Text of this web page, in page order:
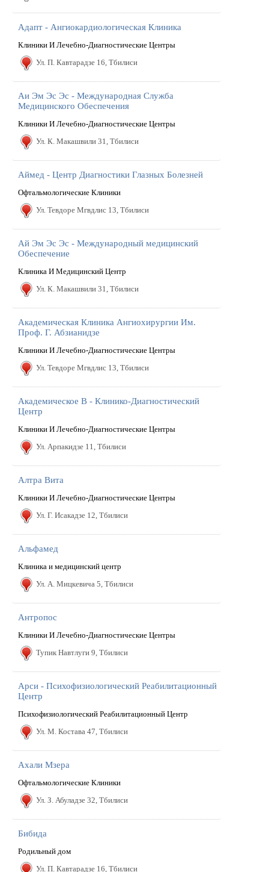
Адапт - Ангиокардиологическая Клиника
Клиники И Лечебно-Диагностические Центры
Ул. П. Кавтарадзе 16, Тбилиси
Аи Эм Эс Эс - Международная Служба
Медицинского Обеспечения
Клиники И Лечебно-Диагностические Центры
Ул. К. Макашвили 31, Тбилиси
Аймед - Центр Диагностики Глазных Болезней
Офтальмологические Клиники
Ул. Тевдоре Мгвдлис 13, Тбилиси
Ай Эм Эс Эс - Международный медицинский
Обеспечение
Клиника И Медицинский Центр
Ул. К. Макашвили 31, Тбилиси
Академическая Клиника Ангиохирургии Им.
Проф. Г. Абзианидзе
Клиники И Лечебно-Диагностические Центры
Ул. Тевдоре Мгвдлис 13, Тбилиси
Академическое В - Клинико-Диагностический
Центр
Клиники И Лечебно-Диагностические Центры
Ул. Арпакидзе 11, Тбилиси
Алтра Вита
Клиники И Лечебно-Диагностические Центры
Ул. Г. Исакадзе 12, Тбилиси
Альфамед
Клиника и медицинский центр
Ул. А. Мицкевича 5, Тбилиси
Антропос
Клиники И Лечебно-Диагностические Центры
Тупик Hавтлуги 9, Тбилиси
Арси - Психофизиологический Реабилитационный
Центр
Психофизиологический Реабилитационный Центр
Ул. М. Костава 47, Тбилиси
Ахали Мзера
Офтальмологические Клиники
Ул. З. Абуладзе 32, Тбилиси
Бибида
Родильный дом
Ул. П. Кавтарадзе 16, Тбилиси